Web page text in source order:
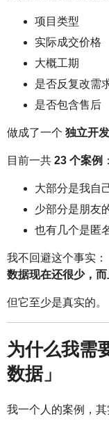
项目类型
实际成交价格
大概工期
是否反复改需
是否包含售后
做成了一个 独立开
目前一共 23 个案例 ：
大部分是我自
少部分是朋友
也有几个是匿
我不回避这个事实：
数据现在还很少，而
但它至少是真实的。
为什么我需
数据」
我一个人的案例，其